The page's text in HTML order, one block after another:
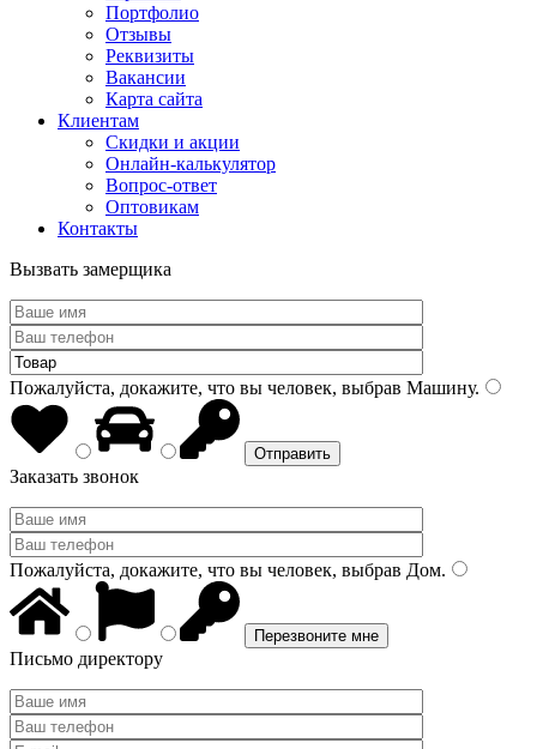
Портфолио
Отзывы
Реквизиты
Вакансии
Карта сайта
Клиентам
Скидки и акции
Онлайн-калькулятор
Вопрос-ответ
Оптовикам
Контакты
Вызвать замерщика
Пожалуйста, докажите, что вы человек, выбрав Машину.
Заказать звонок
Пожалуйста, докажите, что вы человек, выбрав Дом.
Письмо директору